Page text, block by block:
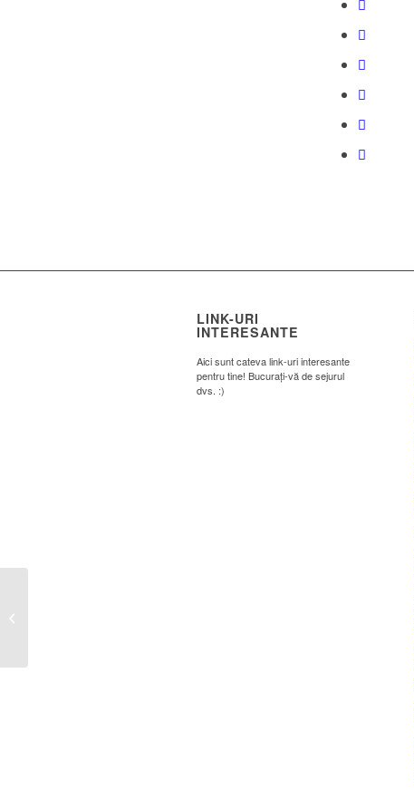
LINK-URI
INTERESANTE
Aici sunt cateva link-uri interesante
pentru tine! Bucurați-vă de sejurul
dvs. :)